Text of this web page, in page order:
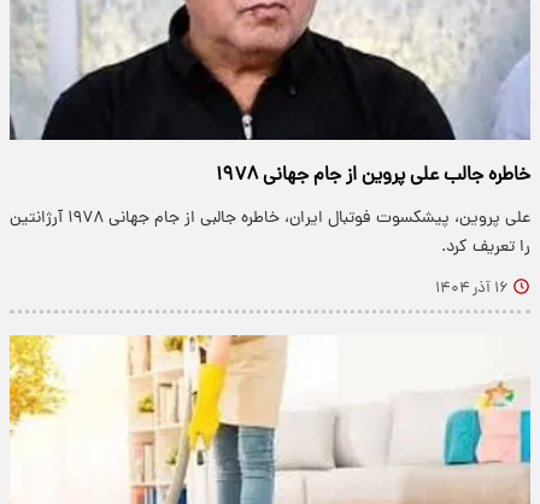
خاطره‌ جالب علی پروین از جام‌ جهانی ۱۹۷۸
علی پروین، پیشکسوت فوتبال ایران، خاطره‌ جالبی از جام‌ جهانی ۱۹۷۸ آرژانتین
را تعریف کرد.
۱۶ آذر ۱۴۰۴